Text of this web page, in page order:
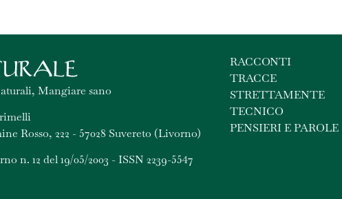
Mangiare sano
Rosso, 222 - 57028 Suvereto (Livorno)
n. 12 del 19/05/2003 - ISSN 2239-5547
RACCONTI
TRACCE
STRETTAMENTE
TECNICO
PENSIERI E PAROLE